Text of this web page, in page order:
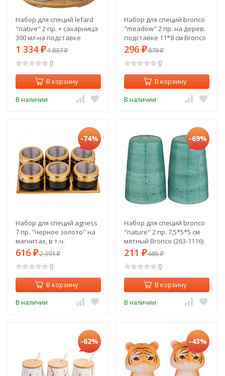
Набор для специй lefard
"native" 2 пр. + сахарница
300 мл на подставке
16,5*16,5*10 см Lefard (587-
159)
1 334 ₽1 837₽
0
В корзину
В наличии
Набор для специй bronco
"meadow" 2 пр. на дерев.
подставке 11*8 см Bronco
(474-097)
296 ₽878₽
0
В корзину
В наличии
-74%
Набор для специй agness
7 пр. "черное золото" на
магнитах, в т.ч.
метал.подставка 20*13*5
см Agness (912-034)
616 ₽2 391₽
0
В корзину
В наличии
-69%
Набор для специй bronco
"nature" 2 пр. 7,5*5*5 см
мятный Bronco (263-1116)
211 ₽685₽
0
В корзину
В наличии
-62% -43%